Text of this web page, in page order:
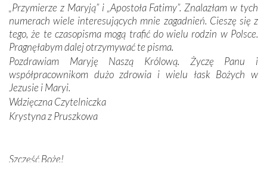
przychodziły na myśl, gdy słuchaliśmy opowieści
przewodników o portugalskich monarchach i wodzach,
zwycięskich bitwach i nieszczęśliwych losach grzesznych
kochanków.
Byli tym razem pośród Apostołów Fatimy reprezentanci
każdego spośród żyjących pokoleń. Najmłodszy uczestnik
liczył sobie 13 lat, zaś senior, pan Zdzisław – już 94.
Całe życie marzyłem, by tu przyjechać
Nasza pielgrzymka nie byłaby tak bogata w duchową treść
„Przymierze z Maryją” i „Apostoła Fatimy”. Znalazłam w tych
numerach wiele interesujących mnie zagadnień. Cieszę się z
tego, że te czasopisma mogą trafić do wielu rodzin w Polsce.
Pragnęłabym dalej otrzymywać te pisma.
Pozdrawiam Maryję Naszą Królową. Życzę Panu i
współpracownikom dużo zdrowia i wielu łask Bożych w
Jezusie i Maryi.
Wdzięczna Czytelniczka
Krystyna z Pruszkowa
Szczęść Boże!